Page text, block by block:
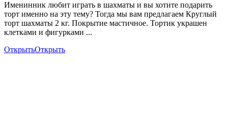
Именинник любит играть в шахматы и вы хотите подарить
торт именно на эту тему? Тогда мы вам предлагаем Круглый
торт шахматы 2 кг. Покрытие мастичное. Тортик украшен
клетками и фигурками ...
ОткрытьОткрыть